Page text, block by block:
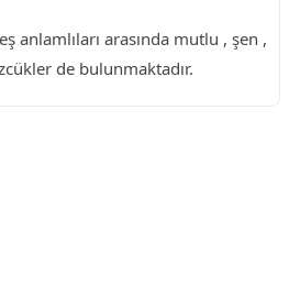
anlamlıları arasında mutlu , şen ,
de bulunmaktadır.